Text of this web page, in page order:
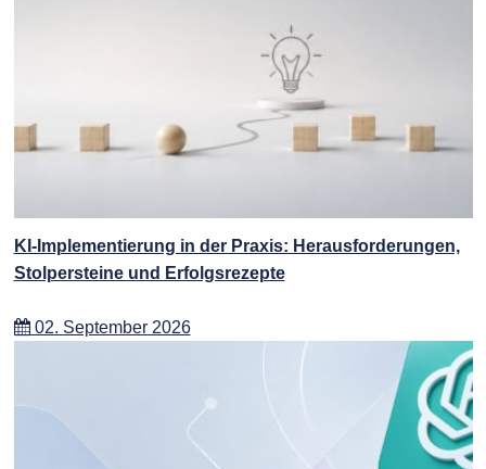
KI-Implementierung in der Praxis: Herausforderungen,
Stolpersteine und Erfolgsrezepte
02. September 2026